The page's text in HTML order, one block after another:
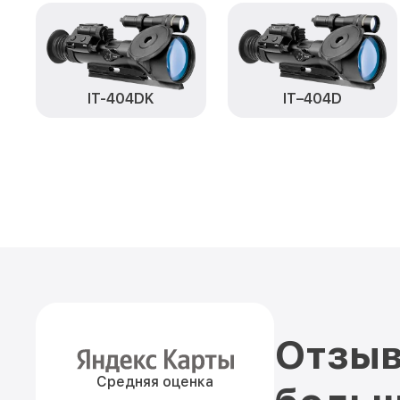
IT-404DK IT–404D
Средняя оценка